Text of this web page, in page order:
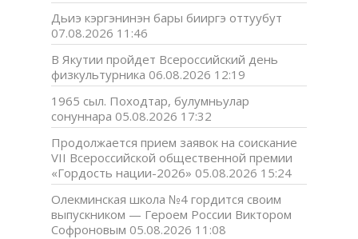
Дьиэ кэргэнинэн бары бииргэ оттуубут
07.08.2026 11:46
В Якутии пройдет Всероссийский день
физкультурника 06.08.2026 12:19
1965 сыл. Походтар, булумньулар
сонуннара 05.08.2026 17:32
Продолжается прием заявок на соискание
VII Всероссийской общественной премии
«Гордость нации-2026» 05.08.2026 15:24
Олекминская школа №4 гордится своим
выпускником — Героем России Виктором
Софроновым 05.08.2026 11:08